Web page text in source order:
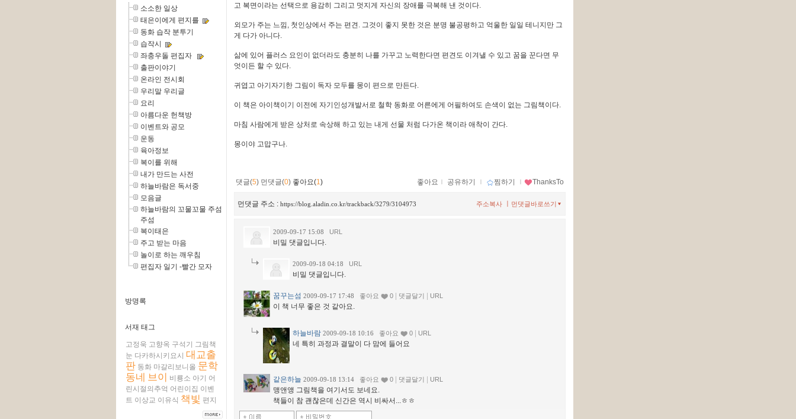
소소한 일상
태은이에게 편지를
동화 습작 분투기
습작시
좌충우돌 편집자
출판이야기
온라인 전시회
우리말 우리글
요리
아름다운 헌책방
이벤트와 공모
운동
육아정보
복이를 위해
내가 만드는 사전
하늘바람은 독서중
모음글
하늘바람의 꼬물꼬물 주섬
주섬
복이태은
주고 받는 마음
놀이로 하는 깨우침
편집자 일기 -빨간 모자
방명록
서재 태그
고정욱 고향옥 구석기 그림책
눈 다카하시키요시 대교출
판 동화 마갈리보니올 문학
동네 브이 비룡소 아기 어
린시절의추억 어린이집 이벤
트 이상교 이유식 책빛 편지
고 복면이라는 선택으로 용감히 그리고 멋지게 자신의 장애를 극복해 낸 것이다.
외모가 주는 느낌, 첫인상에서 주는 편견. 그것이 좋지 못한 것은 분명 불공평하고 억울한 일일 테니지만 그
게 다가 아니다.
삶에 있어 플러스 요인이 없더라도 충분히 나를 가꾸고 노력한다면 편견도 이겨낼 수 있고 꿈을 꾼다면 무
엇이든 할 수 있다.
귀엽고 아기자기한 그림이 독자 모두를 몽이 편으로 만든다.
이 책은 아이책이기 이전에 자기인성개발서로 철학 동화로 어른에게 어필하여도 손색이 없는 그림책이다.
마침 사람에게 받은 상처로 속상해 하고 있는 내게 선물 처럼 다가온 책이라 애착이 간다.
몽이야 고맙구나.
댓글(5) 먼댓글(0) 좋아요(1) 좋아요 ｌ 공유하기 ｌ 찜하기 ｌ ThanksTo
먼댓글 주소 : https://blog.aladin.co.kr/trackback/3279/3104973 먼댓글바로쓰기
주소복사
2009-09-17 15:08 URL
비밀 댓글입니다.
2009-09-18 04:18 URL
비밀 댓글입니다.
꿈꾸는섬 2009-09-17 17:48 좋아요 0 댓글달기 URL
이 책 너무 좋은 것 같아요.
하늘바람 2009-09-18 10:16 좋아요 0 URL
네 특히 과정과 결말이 다 맘에 들어요
같은하늘 2009-09-18 13:14 좋아요 0 댓글달기 URL
맹앤앵 그림책을 여기서도 보네요.
책들이 참 괜찮은데 신간은 역시 비싸서...ㅎㅎ